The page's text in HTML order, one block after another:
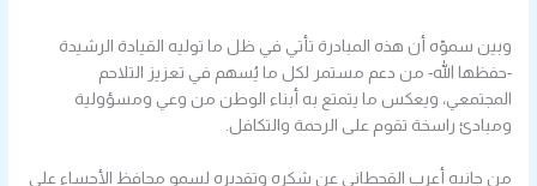
وبين سموّه أن هذه المبادرة تأتي في ظل ما توليه القيادة الرشيدة
-حفظها الله- من دعم مستمر لكل ما يُسهم في تعزيز التلاحم
المجتمعي، ويعكس ما يتمتع به أبناء الوطن من وعي ومسؤولية
ومبادئ راسخة تقوم على الرحمة والتكافل.
من جانبه أعرب القحطاني عن شكره وتقديره لسمو محافظ الأحساء على